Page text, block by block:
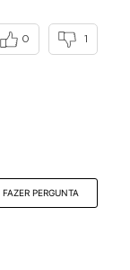
0 1
FAZER PERGUNTA